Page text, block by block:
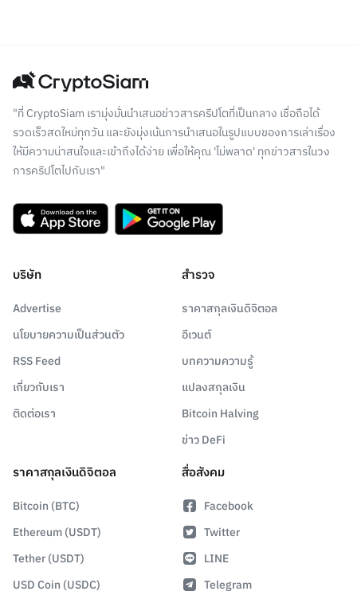
"ที่ CryptoSiam เรามุ่งมั่นนำเสนอข่าวสารคริปโตที่เป็นกลาง เชื่อถือได้
รวดเร็วสดใหม่ทุกวัน และยังมุ่งเน้นการนำเสนอในรูปแบบของการเล่าเรื่อง
ให้มีความน่าสนใจและเข้าถึงได้ง่าย เพื่อให้คุณ 'ไม่พลาด' ทุกข่าวสารในวง
การคริปโตไปกับเรา"
บริษัท
Advertise
นโยบายความเป็นส่วนตัว
RSS Feed
เกี่ยวกับเรา
ติดต่อเรา
สำรวจ
ราคาสกุลเงินดิจิตอล
อีเวนต์
บทความความรู้
แปลงสกุลเงิน
Bitcoin Halving
ข่าว DeFi
ราคาสกุลเงินดิจิตอล
Bitcoin (BTC)
Ethereum (USDT)
Tether (USDT)
USD Coin (USDC)
สื่อสังคม
Facebook
Twitter
LINE
Telegram